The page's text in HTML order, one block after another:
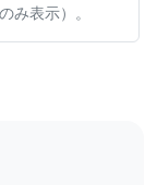
み表示）。